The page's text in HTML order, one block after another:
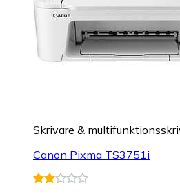
Skrivare &
Canon Pixma TS3751i